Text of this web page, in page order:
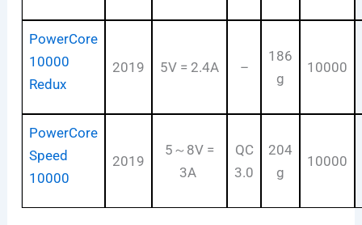
PowerCore
10000
Redux
2019 5V = 2.4A –
186
g
10000
PowerCore
Speed
10000
2019
5～8V =
3A
QC
3.0
204
g
10000